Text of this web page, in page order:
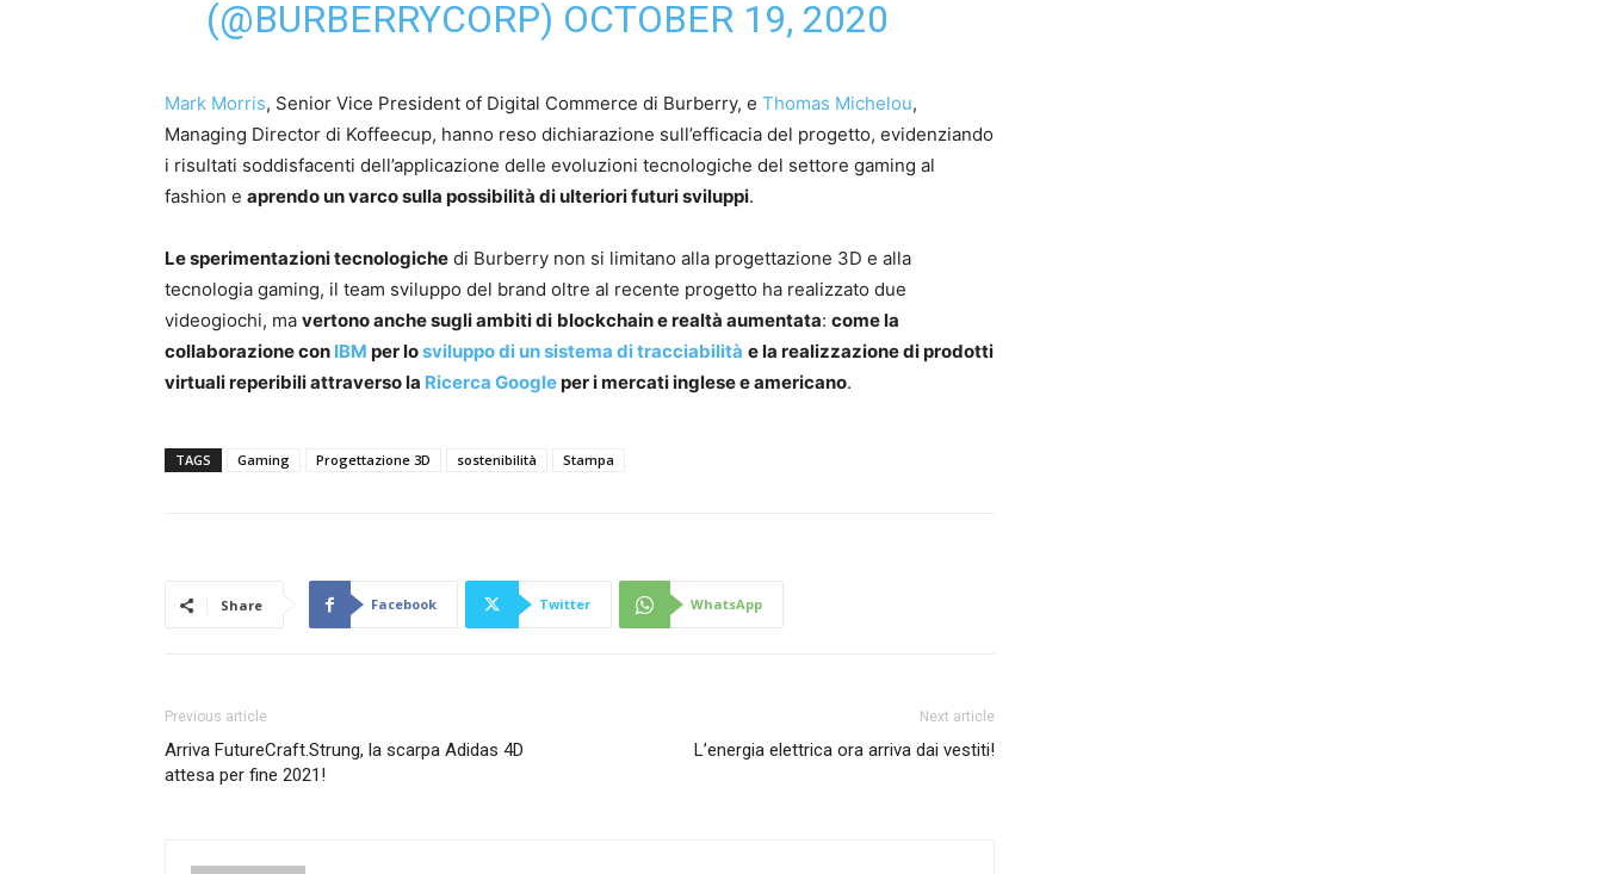
(@BURBERRYCORP) OCTOBER 19, 2020
Mark Morris, Senior Vice President of Digital Commerce di Burberry, e Thomas Michelou,
Managing Director di Koffeecup, hanno reso dichiarazione sull’efficacia del progetto, evidenziando
i risultati soddisfacenti dell’applicazione delle evoluzioni tecnologiche del settore gaming al
fashion e aprendo un varco sulla possibilità di ulteriori futuri sviluppi.
Le sperimentazioni tecnologiche di Burberry non si limitano alla progettazione 3D e alla
tecnologia gaming, il team sviluppo del brand oltre al recente progetto ha realizzato due
videogiochi, ma vertono anche sugli ambiti di blockchain e realtà aumentata: come la
collaborazione con IBM per losviluppo di un sistema di tracciabilità e la realizzazione di prodotti
virtuali reperibili attraverso la Ricerca Googleper i mercati inglese e americano.
TAGS Gaming Progettazione 3D sostenibilità Stampa
Share Facebook Twitter WhatsApp
Previous article
Arriva FutureCraft.Strung, la scarpa Adidas 4D
attesa per fine 2021!
Next article
L’energia elettrica ora arriva dai vestiti!